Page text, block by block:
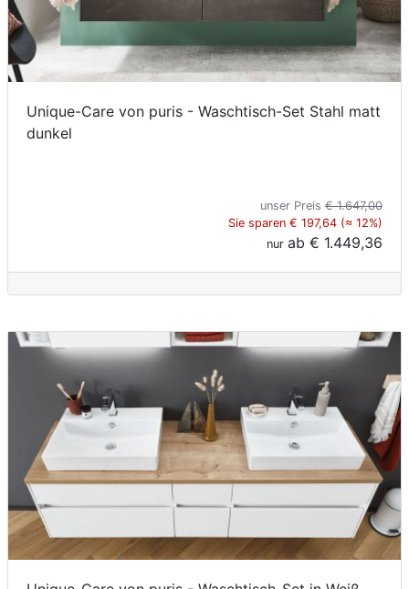
Unique-Care von puris - Waschtisch-Set Stahl matt
dunkel
unser Preis € 1.647,00
Sie sparen € 197,64 (≈ 12%)
nur ab € 1.449,36